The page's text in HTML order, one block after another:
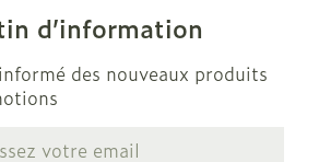
d’information
des nouveaux produits